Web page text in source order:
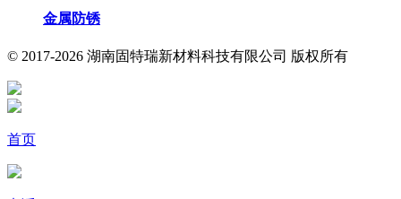
金属防锈
© 2017-2026 湖南固特瑞新材料科技有限公司 版权所有
首页